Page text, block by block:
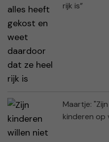
rijk is”
Maartje:
kinderen op